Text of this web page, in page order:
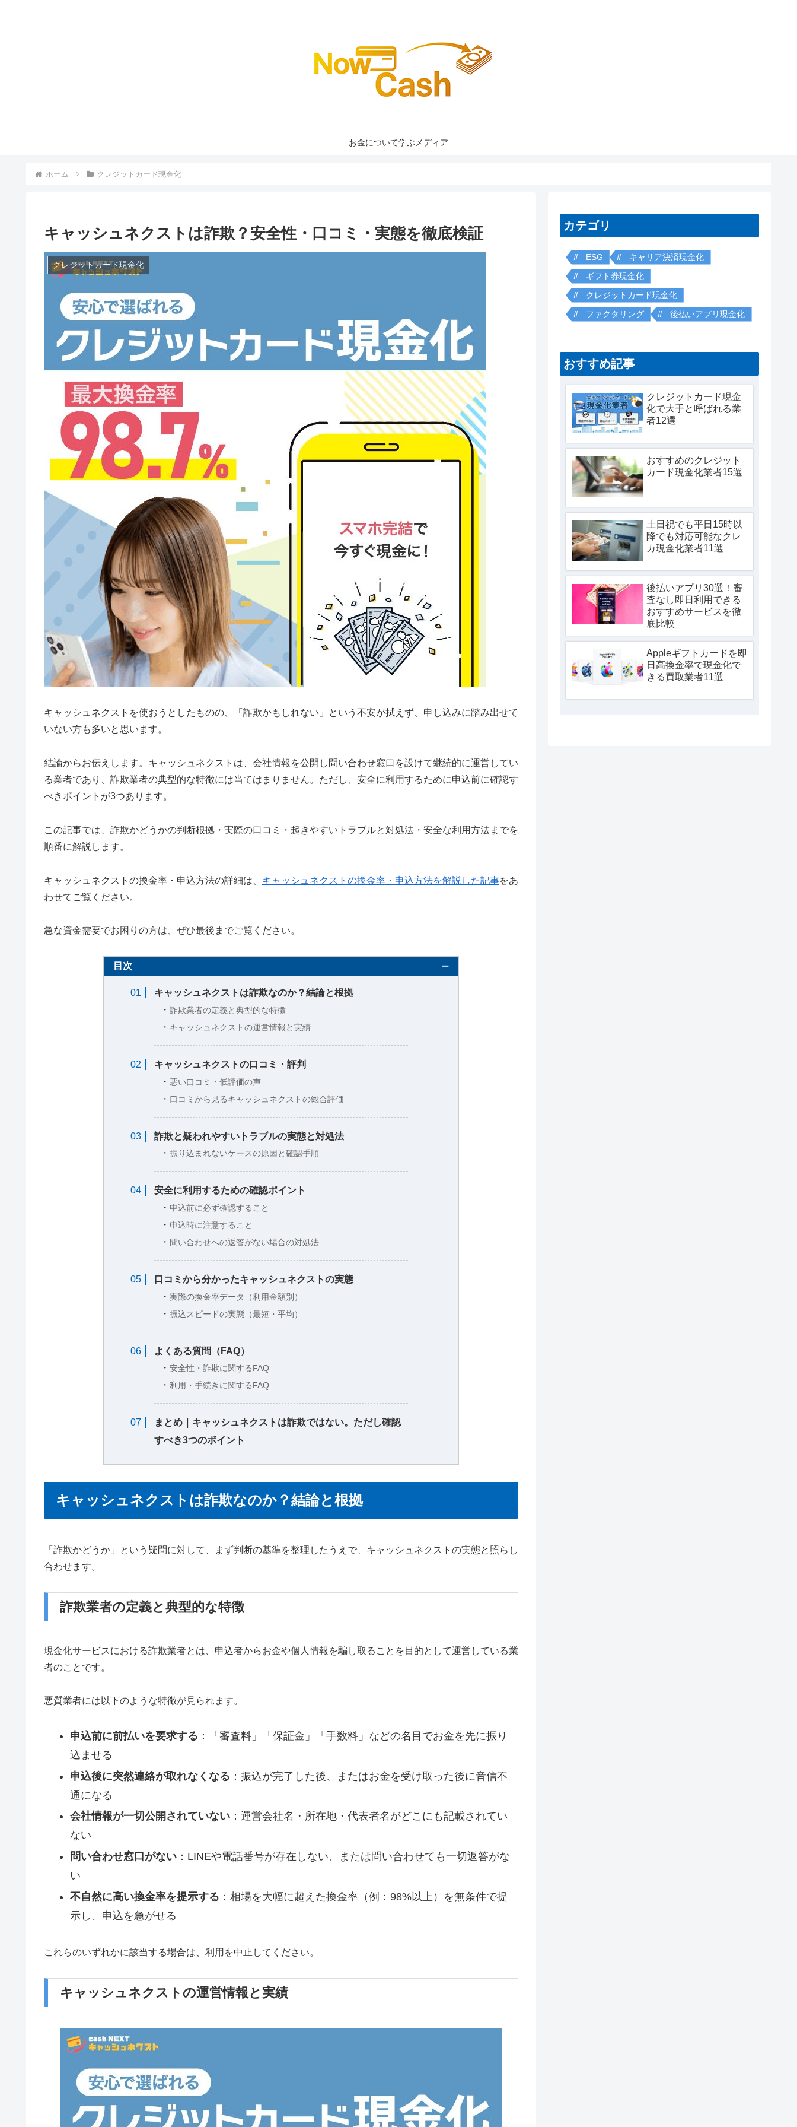
お金について学ぶメディア
ホーム クレジットカード現金化
キャッシュネクストは詐欺？安全性・口コミ・実態を徹底検証
クレジットカード現金化
キャッシュネクストを使おうとしたものの、「詐欺かもしれない」という不安が拭えず、申し込みに踏み出せて
いない方も多いと思います。
結論からお伝えします。キャッシュネクストは、会社情報を公開し問い合わせ窓口を設けて継続的に運営してい
る業者であり、詐欺業者の典型的な特徴には当てはまりません。ただし、安全に利用するために申込前に確認す
べきポイントが3つあります。
この記事では、詐欺かどうかの判断根拠・実際の口コミ・起きやすいトラブルと対処法・安全な利用方法までを
順番に解説します。
キャッシュネクストの換金率・申込方法の詳細は、 キャッシュネクストの換金率・申込方法を解説した記事をあ
わせてご覧ください。
急な資金需要でお困りの方は、ぜひ最後までご覧ください。
目次
キャッシュネクストは詐欺なのか？結論と根拠
詐欺業者の定義と典型的な特徴
キャッシュネクストの運営情報と実績
キャッシュネクストの口コミ・評判
悪い口コミ・低評価の声
口コミから見るキャッシュネクストの総合評価
詐欺と疑われやすいトラブルの実態と対処法
振り込まれないケースの原因と確認手順
安全に利用するための確認ポイント
申込前に必ず確認すること
申込時に注意すること
問い合わせへの返答がない場合の対処法
口コミから分かったキャッシュネクストの実態
実際の換金率データ（利用金額別）
振込スピードの実態（最短・平均）
よくある質問（FAQ）
安全性・詐欺に関するFAQ
利用・手続きに関するFAQ
まとめ｜キャッシュネクストは詐欺ではない。ただし確認
すべき3つのポイント
キャッシュネクストは詐欺なのか？結論と根拠
「詐欺かどうか」という疑問に対して、まず判断の基準を整理したうえで、キャッシュネクストの実態と照らし
合わせます。
詐欺業者の定義と典型的な特徴
現金化サービスにおける詐欺業者とは、申込者からお金や個人情報を騙し取ることを目的として運営している業
者のことです。
悪質業者には以下のような特徴が見られます。
申込前に前払いを要求する ：「審査料」「保証金」「手数料」などの名目でお金を先に振り
込ませる
申込後に突然連絡が取れなくなる ：振込が完了した後、またはお金を受け取った後に音信不
通になる
会社情報が一切公開されていない：運営会社名・所在地・代表者名がどこにも記載されてい
ない
問い合わせ窓口がない：LINEや電話番号が存在しない、または問い合わせても一切返答がな
い
不自然に高い換金率を提示する ：相場を大幅に超えた換金率（例：98%以上）を無条件で提
示し、申込を急がせる
これらのいずれかに該当する場合は、利用を中止してください。
キャッシュネクストの運営情報と実績
カテゴリ
ESG
キャリア決済現金化
ギフト券現金化
クレジットカード現金化
ファクタリング
後払いアプリ現金化
おすすめ記事
クレジットカード現金
化で大手と呼ばれる業
者12選
おすすめのクレジット
カード現金化業者15選
土日祝でも平日15時以
降でも対応可能なクレ
カ現金化業者11選
後払いアプリ30選！審
査なし即日利用できる
おすすめサービスを徹
底比較
Appleギフトカードを即
日高換金率で現金化で
きる買取業者11選